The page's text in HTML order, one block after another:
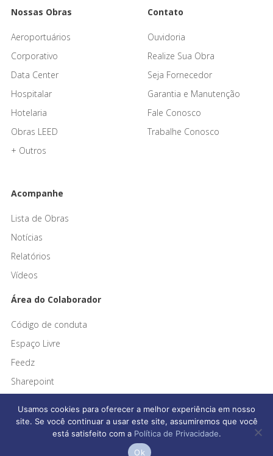
Nossas Obras
Aeroportuários
Corporativo
Data Center
Hospitalar
Hotelaria
Obras LEED
+ Outros
Contato
Ouvidoria
Realize Sua Obra
Seja Fornecedor
Garantia e Manutenção
Fale Conosco
Trabalhe Conosco
Acompanhe
Lista de Obras
Notícias
Relatórios
Vídeos
Área do Colaborador
Código de conduta
Espaço Livre
Feedz
Sharepoint
Afonso França Engenharia © 2026 Todos os direitos reservados
Usamos cookies para oferecer a melhor experiência em nosso
site. Se você continuar a usar este site, assumiremos que você
está satisfeito com a Política de Privacidade.
Ok